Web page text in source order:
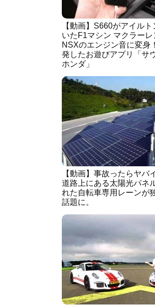
【動画】S660がアイル
いたF1マシン マクラーレ
NSXのエンジン音に変身
発したお遊びアプリ「サ
ホンダ」
【動画】事故ったらヤ
道路上にある太陽光パネ
れた自転車専用レーンが
話題に。